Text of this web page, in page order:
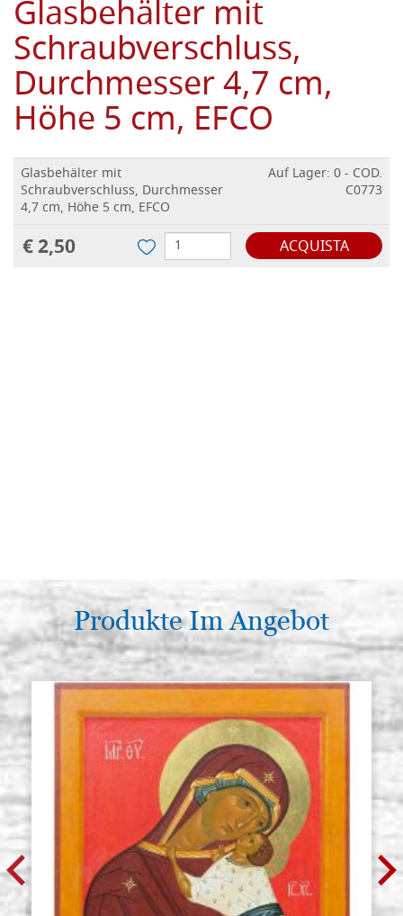
Glasbehälter mit
Schraubverschluss,
Durchmesser 4,7 cm,
Höhe 5 cm, EFCO
Glasbehälter mit
Schraubverschluss, Durchmesser
4,7 cm, Höhe 5 cm, EFCO
Auf Lager: 0 - COD.
C0773
€ 2,50 ACQUISTA
Produkte Im Angebot